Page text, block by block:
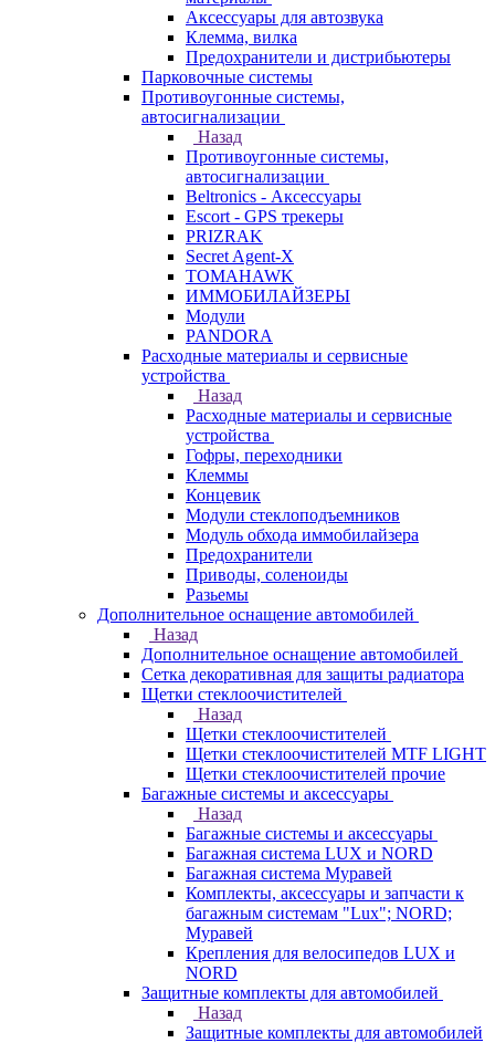
Аксессуары для автозвука
Клемма, вилка
Предохранители и дистрибьютеры
Парковочные системы
Противоугонные системы,
автосигнализации
Назад
Противоугонные системы,
автосигнализации
Beltronics - Аксессуары
Escort - GPS трекеры
PRIZRAK
Secret Agent-X
TOMAHAWK
ИММОБИЛАЙЗЕРЫ
Модули
PANDORA
Расходные материалы и сервисные
устройства
Назад
Расходные материалы и сервисные
устройства
Гофры, переходники
Клеммы
Концевик
Модули стеклоподъемников
Модуль обхода иммобилайзера
Предохранители
Приводы, соленоиды
Разьемы
Дополнительное оснащение автомобилей
Назад
Дополнительное оснащение автомобилей
Сетка декоративная для защиты радиатора
Щетки стеклоочистителей
Назад
Щетки стеклоочистителей
Щетки стеклоочистителей MTF LIGHT
Щетки стеклоочистителей прочие
Багажные системы и аксессуары
Назад
Багажные системы и аксессуары
Багажная система LUX и NORD
Багажная система Муравей
Комплекты, аксессуары и запчасти к
багажным системам "Lux"; NORD;
Муравей
Крепления для велосипедов LUX и
NORD
Защитные комплекты для автомобилей
Назад
Защитные комплекты для автомобилей